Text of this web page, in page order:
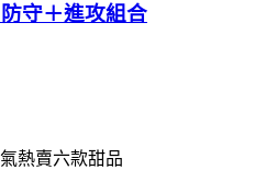
守＋進攻組合